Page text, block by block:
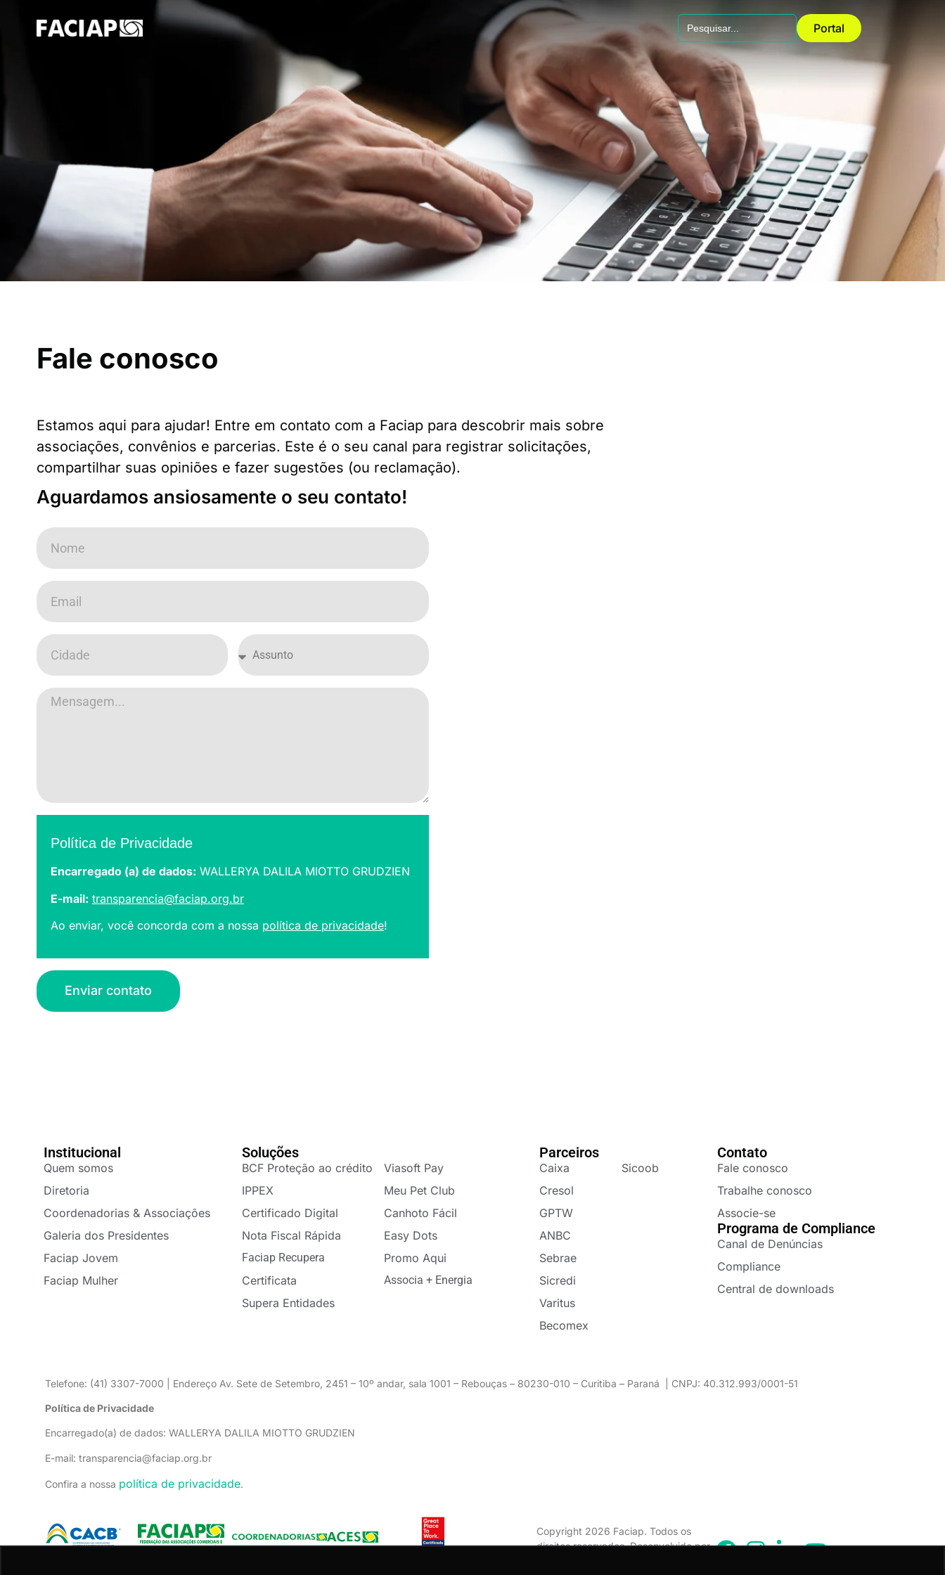
FACIAPE
Search
for:
Portal
Fale conosco
Estamos aqui para ajudar! Entre em contato com a Faciap para descobrir mais sobre
associações, convênios e parcerias. Este é o seu canal para registrar solicitações,
compartilhar suas opiniões e fazer sugestões (ou reclamação).
Aguardamos ansiosamente o seu contato!
Política de Privacidade
Encarregado (a) de dados: WALLERYA DALILA MIOTTO GRUDZIEN
E-mail: transparencia@faciap.org.br
Ao enviar, você concorda com a nossa política de privacidade!
Enviar contato
Institucional
Quem somos
Diretoria
Coordenadorias & Associações
Galeria dos Presidentes
Faciap Jovem
Faciap Mulher
Soluções
BCF Proteção ao crédito
IPPEX
Certificado Digital
Nota Fiscal Rápida
Faciap Recupera
Certificata
Supera Entidades
Viasoft Pay
Meu Pet Club
Canhoto Fácil
Easy Dots
Promo Aqui
Associa + Energia
Parceiros
Caixa
Cresol
GPTW
ANBC
Sebrae
Sicredi
Varitus
Becomex
Sicoob
Contato
Fale conosco
Trabalhe conosco
Associe-se
Programa de Compliance
Canal de Denúncias
Compliance
Central de downloads
Telefone: (41) 3307-7000 | Endereço Av. Sete de Setembro, 2451 – 10º andar, sala 1001 – Rebouças – 80230-010 – Curitiba – Paraná | CNPJ: 40.312.993/0001-51
Política de Privacidade
Encarregado(a) de dados: WALLERYA DALILA MIOTTO GRUDZIEN
E-mail: transparencia@faciap.org.br
Confira a nossa política de privacidade.
Copyright 2026 Faciap. Todos os
direitos reservados. Desenvolvido por